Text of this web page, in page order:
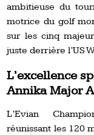
ambitieuse du
motrice du golf
sur les cinq
juste derrière l’US
L’excellence
Annika Major
L’Evian
réunissant les 120